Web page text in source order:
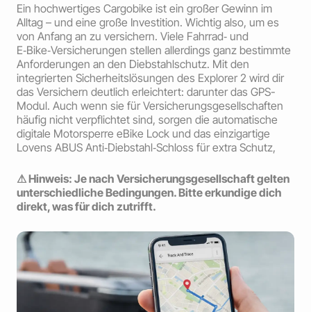
Ein hochwertiges Cargobike ist ein großer Gewinn im
Alltag – und eine große Investition. Wichtig also, um es
von Anfang an zu versichern. Viele Fahrrad‑ und
E‑Bike‑Versicherungen stellen allerdings ganz bestimmte
Anforderungen an den Diebstahlschutz. Mit den
integrierten Sicherheitslösungen des Explorer 2 wird dir
das Versichern deutlich erleichtert: darunter das GPS-
Modul. Auch wenn sie für Versicherungsgesellschaften
häufig nicht verpflichtet sind, sorgen die automatische
digitale Motor­sperre eBike Lock und das einzigartige
Lovens ABUS Anti‑Diebstahl‑Schloss für extra Schutz,
⚠︎ Hinweis: Je nach Versicherungsgesellschaft gelten
unterschiedliche Bedingungen. Bitte erkundige dich
direkt, was für dich zutrifft.